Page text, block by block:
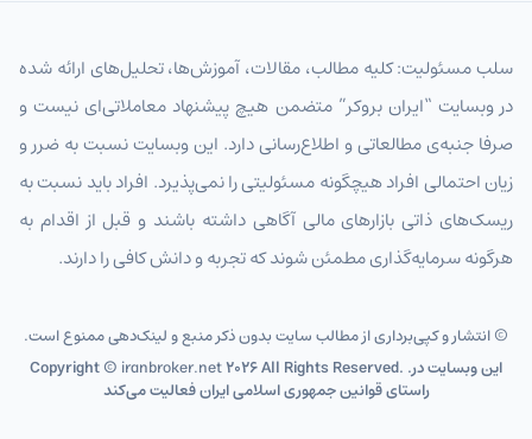
سلب مسئولیت: کلیه مطالب، مقالات، آموزش‌ها، تحلیل‌های ارائه شده
در وبسایت “ایران بروکر” متضمن هیچ پیشنهاد معاملاتی‌ای نیست و
صرفا جنبه‌ی مطالعاتی و اطلاع‌رسانی دارد. این وبسایت نسبت به ضرر و
زیان احتمالی افراد هیچگونه مسئولیتی را نمی‌پذیرد. افراد باید نسبت به
ریسک‌های ذاتی بازارهای مالی آگاهی داشته باشند و قبل از اقدام به
هرگونه سرمایه‌گذاری مطمئن شوند که تجربه و دانش کافی را دارند.
© انتشار و کپی‌برداری از مطالب سایت بدون ذکر منبع و لینک‌دهی ممنوع است.
Copyright © iranbroker.net2026 All Rights Reserved. .این وبسایت در
راستای قوانین جمهوری اسلامی ایران فعالیت می‌کند